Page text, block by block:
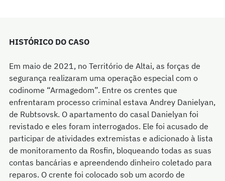
HISTÓRICO DO CASO
Em maio de 2021, no Território de Altai, as forças de
segurança realizaram uma operação especial com o
codinome “Armagedom”. Entre os crentes que
enfrentaram processo criminal estava Andrey Danielyan,
de Rubtsovsk. O apartamento do casal Danielyan foi
revistado e eles foram interrogados. Ele foi acusado de
participar de atividades extremistas e adicionado à lista
de monitoramento da Rosfin, bloqueando todas as suas
contas bancárias e apreendendo dinheiro coletado para
reparos. O crente foi colocado sob um acordo de